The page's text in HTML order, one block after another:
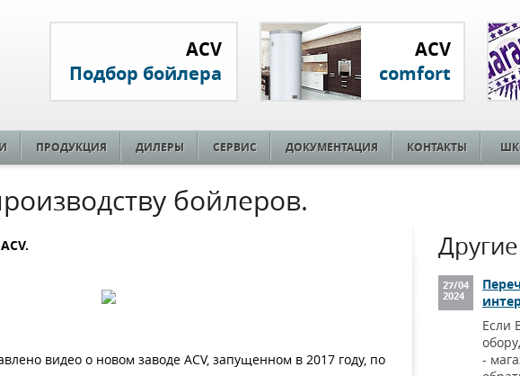
ACV
Подбор бойлера
ACV
comfort
ПРОДУКЦИЯ ДИЛЕРЫ СЕРВИС ДОКУМЕНТАЦИЯ КОНТАКТЫ
бойлеров.
видео о новом заводе ACV, запущенном в 2017 году, по
27/04
2024
Если
-